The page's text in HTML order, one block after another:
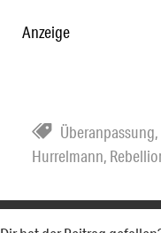
Anzeige
Überanpassung,
Hurrelmann,